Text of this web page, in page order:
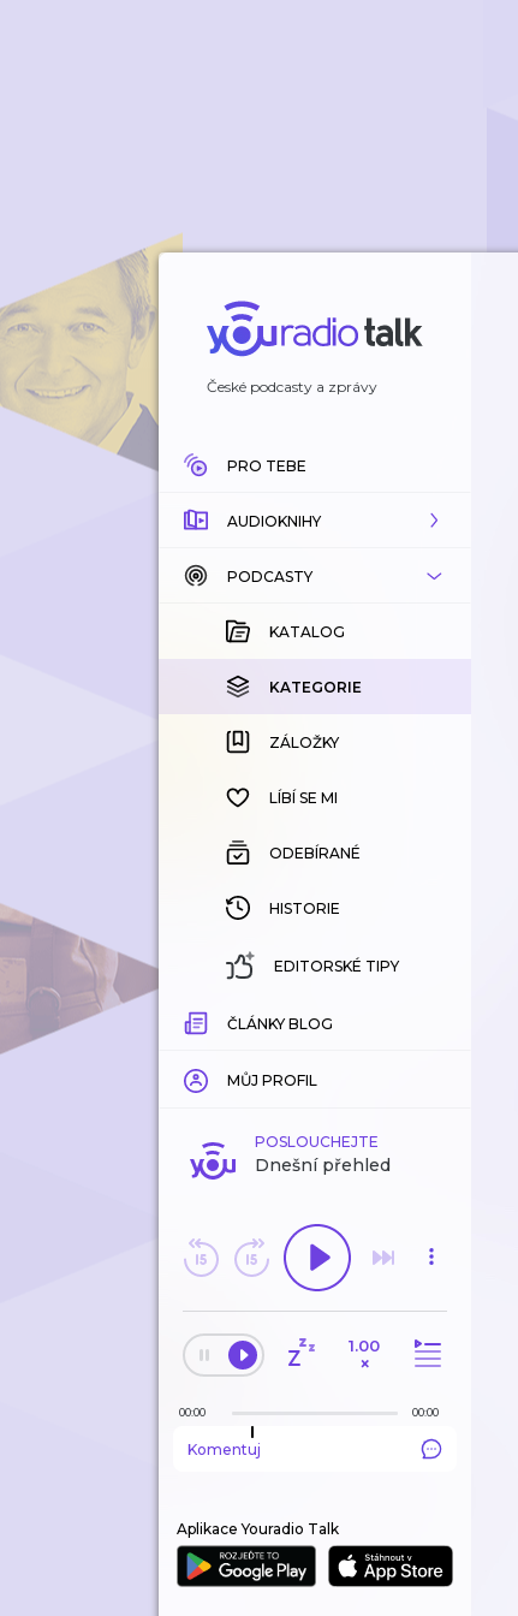
České podcasty a zprávy
PRO TEBE
AUDIOKNIHY
KATALOG
KOUPENÉ
KATEGORIE
ZÁLOŽKY
HISTORIE
PODCASTY
KATALOG
KATEGORIE
ZÁLOŽKY
LÍBÍ SE MI
ODEBÍRANÉ
HISTORIE
EDITORSKÉ TIPY
ČLÁNKY BLOG
MŮJ PROFIL
POSLOUCHEJTE
Dnešní přehled
1.00
×
00:00 00:00
Komentuj
Aplikace Youradio Talk